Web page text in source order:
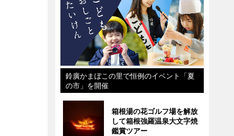
鈴廣かまぼこの里で恒例のイベント「夏
の市」を開催
箱根湯の花ゴルフ場を解放
して箱根強羅温泉大文字焼
鑑賞ツアー